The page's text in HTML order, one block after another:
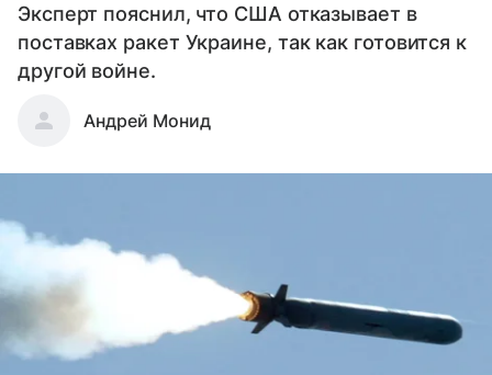
Эксперт пояснил, что США отказывает в
поставках ракет Украине, так как готовится к
другой войне.
Андрей Монид